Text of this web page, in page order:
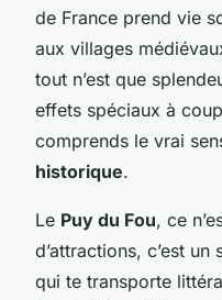
de France prend vie
aux villages
tout n’est que
effets spéciaux à
comprends le vrai
historique.
Le Puy du Fou, ce
d’attractions, c’est
qui te transporte